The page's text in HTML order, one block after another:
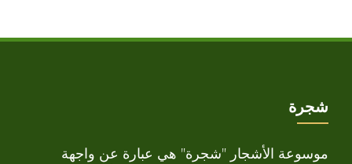
شجرة
موسوعة الأشجار "شجرة" هي عبارة عن واجهة